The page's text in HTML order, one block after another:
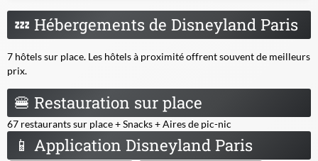
💤 Hébergements de Disneyland Paris
7 hôtels sur place. Les hôtels à proximité offrent souvent de meilleurs
prix.
🍔 Restauration sur place
67 restaurants sur place + Snacks + Aires de pic-nic
📱 Application Disneyland Paris